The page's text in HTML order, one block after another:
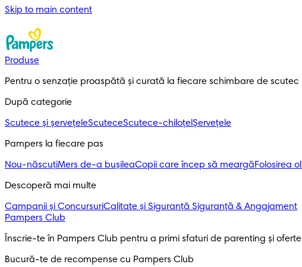
Skip to main content
Produse
Pentru o senzație proaspătă și curată la fiecare schimbare de scutec
După categorie
Scutece și șervețeleScuteceScutece-chiloțelȘervețele
Pampers la fiecare pas
Nou-născuțiMers de-a bușileaCopii care încep să meargăFolosirea
Descoperă mai multe
Campanii și ConcursuriCalitate și Siguranță Siguranță & Angajament
Pampers Club
Înscrie-te în Pampers Club pentru a primi sfaturi de parenting și
Bucură-te de recompense cu Pampers Club